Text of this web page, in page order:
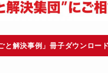
と解決事例」冊子ダウンロード